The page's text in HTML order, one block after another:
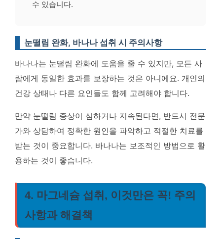
수 있습니다.
눈떨림 완화, 바나나 섭취 시 주의사항
바나나는 눈떨림 완화에 도움을 줄 수 있지만, 모든 사
람에게 동일한 효과를 보장하는 것은 아니에요. 개인의
건강 상태나 다른 요인들도 함께 고려해야 합니다.
만약 눈떨림 증상이 심하거나 지속된다면, 반드시 전문
가와 상담하여 정확한 원인을 파악하고 적절한 치료를
받는 것이 중요합니다. 바나나는 보조적인 방법으로 활
용하는 것이 좋습니다.
4. 마그네슘 섭취, 이것만은 꼭! 주의
사항과 해결책